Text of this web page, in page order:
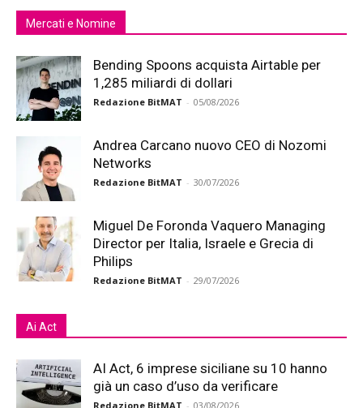
Mercati e Nomine
Bending Spoons acquista Airtable per
1,285 miliardi di dollari
Redazione BitMAT - 05/08/2026
Andrea Carcano nuovo CEO di Nozomi
Networks
Redazione BitMAT - 30/07/2026
Miguel De Foronda Vaquero Managing
Director per Italia, Israele e Grecia di
Philips
Redazione BitMAT - 29/07/2026
Ai Act
AI Act, 6 imprese siciliane su 10 hanno
già un caso d’uso da verificare
Redazione BitMAT - 03/08/2026